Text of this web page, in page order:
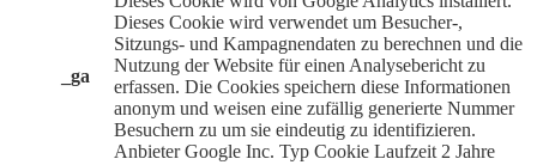
_ga
Dieses Cookie wird verwendet um Besucher-,
Sitzungs- und Kampagnendaten zu berechnen und die
Nutzung der Website für einen Analysebericht zu
erfassen. Die Cookies speichern diese Informationen
anonym und weisen eine zufällig generierte Nummer
Besuchern zu um sie eindeutig zu identifizieren.
Anbieter Google Inc. Typ Cookie Laufzeit 2 Jahre